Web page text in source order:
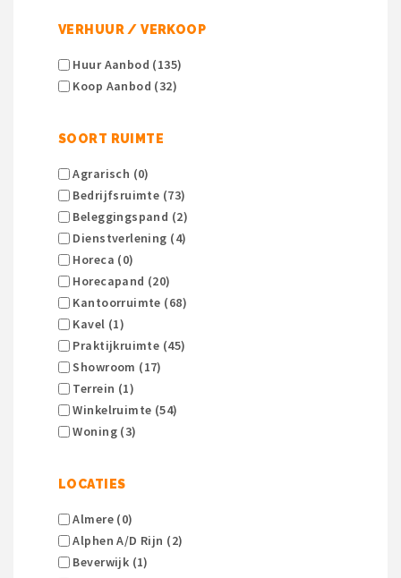
VERHUUR / VERKOOP
Huur Aanbod (135)
Koop Aanbod (32)
SOORT RUIMTE
Agrarisch (0)
Bedrijfsruimte (73)
Beleggingspand (2)
Dienstverlening (4)
Horeca (0)
Horecapand (20)
Kantoorruimte (68)
Kavel (1)
Praktijkruimte (45)
Showroom (17)
Terrein (1)
Winkelruimte (54)
Woning (3)
LOCATIES
Almere (0)
Alphen A/d Rijn (2)
Beverwijk (1)